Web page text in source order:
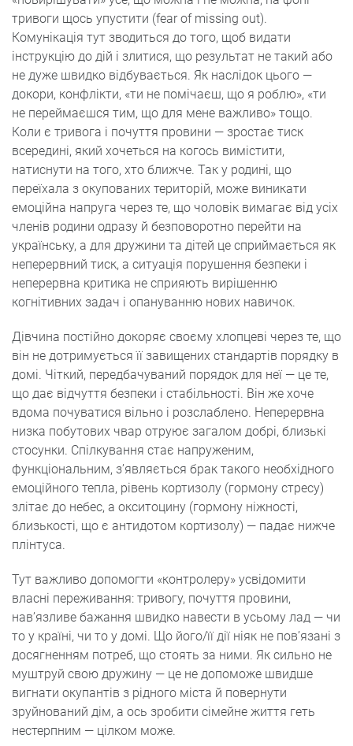
тривоги щось упустити (fear of missing out).
Комунікація тут зводиться до того, щоб видати
інструкцію до дій і злитися, що результат не такий або
не дуже швидко відбувається. Як наслідок цього —
докори, конфлікти, «ти не помічаєш, що я роблю», «ти
не переймаєшся тим, що для мене важливо» тощо.
Коли є тривога і почуття провини — зростає тиск
всередині, який хочеться на когось вимістити,
натиснути на того, хто ближче. Так у родині, що
переїхала з окупованих територій, може виникати
емоційна напруга через те, що чоловік вимагає від усіх
членів родини одразу й безповоротно перейти на
українську, а для дружини та дітей це сприймається як
неперервний тиск, а ситуація порушення безпеки і
неперервна критика не сприяють вирішенню
когнітивних задач і опануванню нових навичок.
Дівчина постійно докоряє своєму хлопцеві через те, що
він не дотримується її завищених стандартів порядку в
домі. Чіткий, передбачуваний порядок для неї — це те,
що дає відчуття безпеки і стабільності. Він же хоче
вдома почуватися вільно і розслаблено. Неперервна
низка побутових чвар отруює загалом добрі, близькі
стосунки. Спілкування стає напруженим,
функціональним, з’являється брак такого необхідного
емоційного тепла, рівень кортизолу (гормону стресу)
злітає до небес, а окситоцину (гормону ніжності,
близькості, що є антидотом кортизолу) — падає нижче
плінтуса.
Тут важливо допомогти «контролеру» усвідомити
власні переживання: тривогу, почуття провини,
нав’язливе бажання швидко навести в усьому лад — чи
то у країні, чи то у домі. Що його/її дії ніяк не пов’язані з
досягненням потреб, що стоять за ними. Як сильно не
муштруй свою дружину — це не допоможе швидше
вигнати окупантів з рідного міста й повернути
зруйнований дім, а ось зробити сімейне життя геть
нестерпним — цілком може.